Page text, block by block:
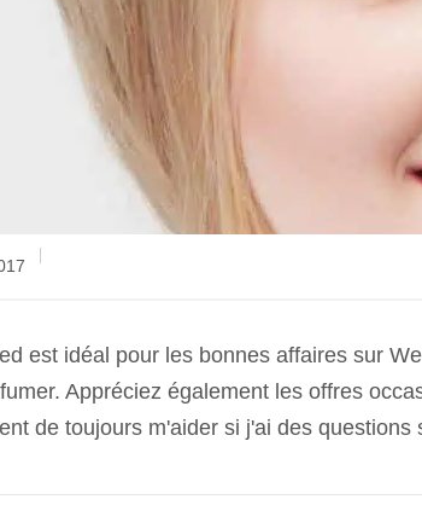
est idéal pour les bonnes affaires sur
Appréciez également les offres
de toujours m'aider si j'ai des questions